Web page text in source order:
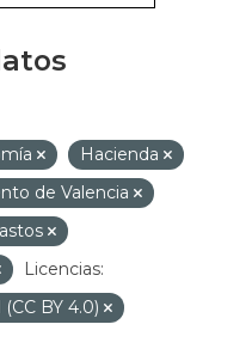
Hacienda
de Valencia
Licencias:
BY 4.0)